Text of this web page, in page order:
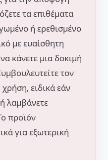
τα επιθέματα
ή ερεθισμένο
με ευαίσθητη
κάνετε μια δοκιμή
τον
ειδικά εάν
λαμβάνετε
προϊόν
για εξωτερική